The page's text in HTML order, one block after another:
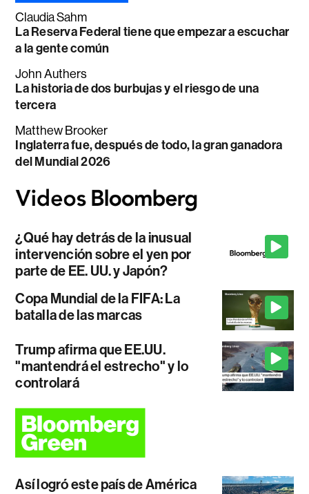
Claudia Sahm
La Reserva Federal tiene que empezar a escuchar
a la gente común
John Authers
La historia de dos burbujas y el riesgo de una
tercera
Matthew Brooker
Inglaterra fue, después de todo, la gran ganadora
del Mundial 2026
¿Qué hay detrás de la inusual
intervención sobre el yen por
parte de EE. UU. y Japón?
Copa Mundial de la FIFA: La
batalla de las marcas
Trump afirma que EE.UU.
"mantendrá el estrecho" y lo
controlará
Así logró este país de América